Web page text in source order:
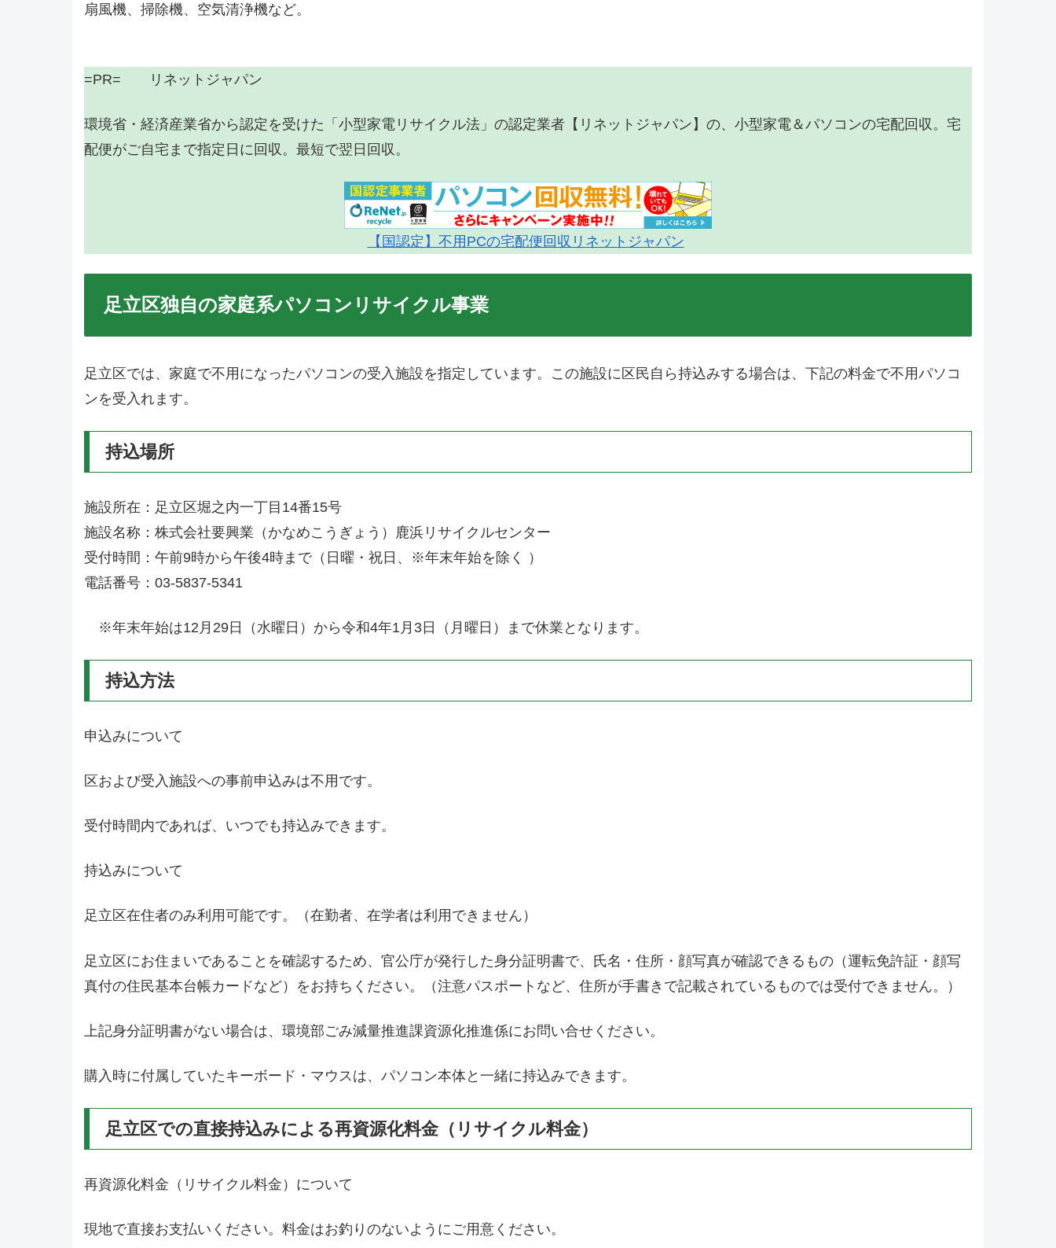
扇風機、掃除機、空気清浄機など。
=PR= リネットジャパン
環境省・経済産業省から認定を受けた「小型家電リサイクル法」の認定業者【リネットジャパン】の、小型家電＆パソコンの宅配回収。宅
配便がご自宅まで指定日に回収。最短で翌日回収。
【国認定】不用PCの宅配便回収リネットジャパン
足立区独自の家庭系パソコンリサイクル事業
足立区では、家庭で不用になったパソコンの受入施設を指定しています。この施設に区民自ら持込みする場合は、下記の料金で不用パソコ
ンを受入れます。
持込場所
施設所在：足立区堀之内一丁目14番15号
施設名称：株式会社要興業（かなめこうぎょう）鹿浜リサイクルセンター
受付時間：午前9時から午後4時まで（日曜・祝日、※年末年始を除く ）
電話番号：03-5837-5341
※年末年始は12月29日（水曜日）から令和4年1月3日（月曜日）まで休業となります。
持込方法
申込みについて
区および受入施設への事前申込みは不用です。
受付時間内であれば、いつでも持込みできます。
持込みについて
足立区在住者のみ利用可能です。（在勤者、在学者は利用できません）
足立区にお住まいであることを確認するため、官公庁が発行した身分証明書で、氏名・住所・顔写真が確認できるもの（運転免許証・顔写
真付の住民基本台帳カードなど）をお持ちください。（注意パスポートなど、住所が手書きで記載されているものでは受付できません。）
上記身分証明書がない場合は、環境部ごみ減量推進課資源化推進係にお問い合せください。
購入時に付属していたキーボード・マウスは、パソコン本体と一緒に持込みできます。
足立区での直接持込みによる再資源化料金（リサイクル料金）
再資源化料金（リサイクル料金）について
現地で直接お支払いください。料金はお釣りのないようにご用意ください。